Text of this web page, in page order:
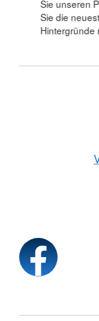
Sie unseren
Sie die
Hintergründe